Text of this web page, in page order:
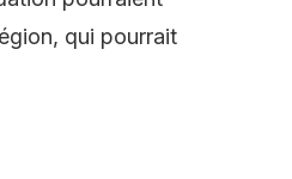
qui pourrait